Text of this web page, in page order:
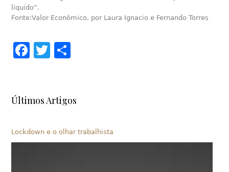
líquido”.
Fonte:Valor Econômico, por Laura Ignacio e Fernando Torres
Facebook
Twitter
Últimos Artigos
Lockdown e o olhar trabalhista